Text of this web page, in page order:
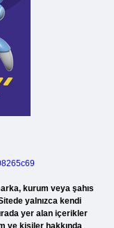
kurum veya şahıs
yalnızca kendi
yer alan içerikler
ve kişiler hakkında